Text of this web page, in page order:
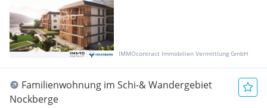
IMMOcontract Immobilien Vermittlung GmbH
Familienwohnung im Schi-& Wandergebiet
Nockberge